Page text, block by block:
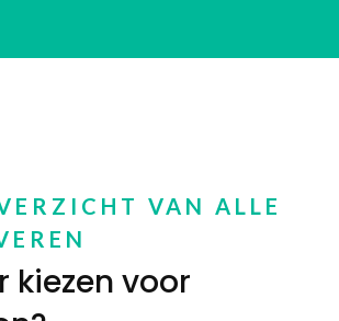
VAN ALLE
kiezen voor